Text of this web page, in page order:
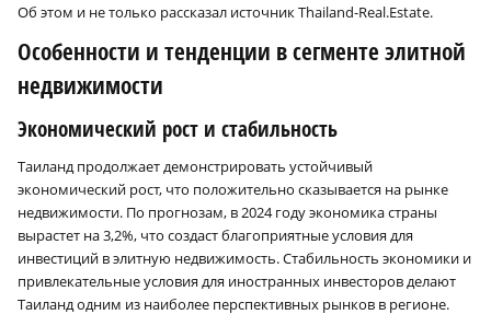
Об этом и не только рассказал источник Thailand-Real.Estate.
Особенности и тенденции в сегменте элитной
недвижимости
Экономический рост и стабильность
Таиланд продолжает демонстрировать устойчивый
экономический рост, что положительно сказывается на рынке
недвижимости. По прогнозам, в 2024 году экономика страны
вырастет на 3,2%, что создаст благоприятные условия для
инвестиций в элитную недвижимость. Стабильность экономики и
привлекательные условия для иностранных инвесторов делают
Таиланд одним из наиболее перспективных рынков в регионе.